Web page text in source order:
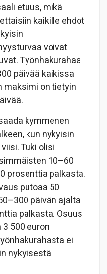
etuus, mikä
kaikille ehdot
voivat
Työnhakurahaa
päivää kaikissa
maksimi on tietyin
kymmenen
kun nykyisin
Tuki olisi
10–60
prosenttia palkasta.
putoaa 50
päivän ajalta
palkasta. Osuus
500 euron
ei
nykyisestä